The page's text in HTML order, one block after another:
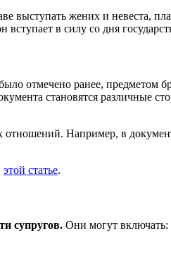
выступать жених и невеста,
вступает в силу со дня
отмечено ранее, предметом
становятся различные
отношений. Например, в
этой статье.
супругов. Они могут включать: